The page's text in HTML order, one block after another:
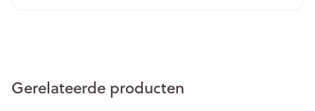
Gerelateerde producten